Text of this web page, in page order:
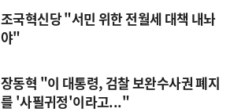
조국혁신당 "서민 위한 전월세 대책 내놔
야"
장동혁 "이 대통령, 검찰 보완수사권 폐지
를 '사필귀정'이라고..."